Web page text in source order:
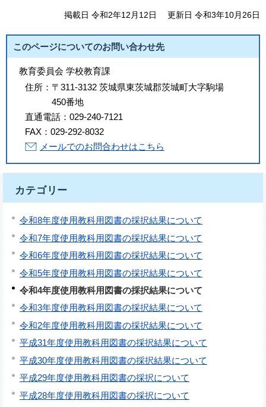
掲載日 令和2年12月12日 更新日 令和3年10月26日
このページについてのお問い合わせ先
教育委員会 学校教育課
住所： 〒311-3132 茨城県東茨城郡茨城町大字駒場
450番地
直通電話： 029-240-7121
FAX： 029-292-8032
メールでのお問合わせはこちら
カテゴリー
令和8年度使用教科用図書の採択結果について
令和7年度使用教科用図書の採択結果について
令和6年度使用教科用図書の採択結果について
令和5年度使用教科用図書の採択結果について
令和4年度使用教科用図書の採択結果について
令和3年度使用教科用図書の採択結果について
令和2年度使用教科用図書の採択結果について
平成31年度使用教科用図書の採択結果について
平成30年度使用教科用図書の採択結果について
平成29年度使用教科用図書の採択について
平成28年度使用教科用図書の採択について